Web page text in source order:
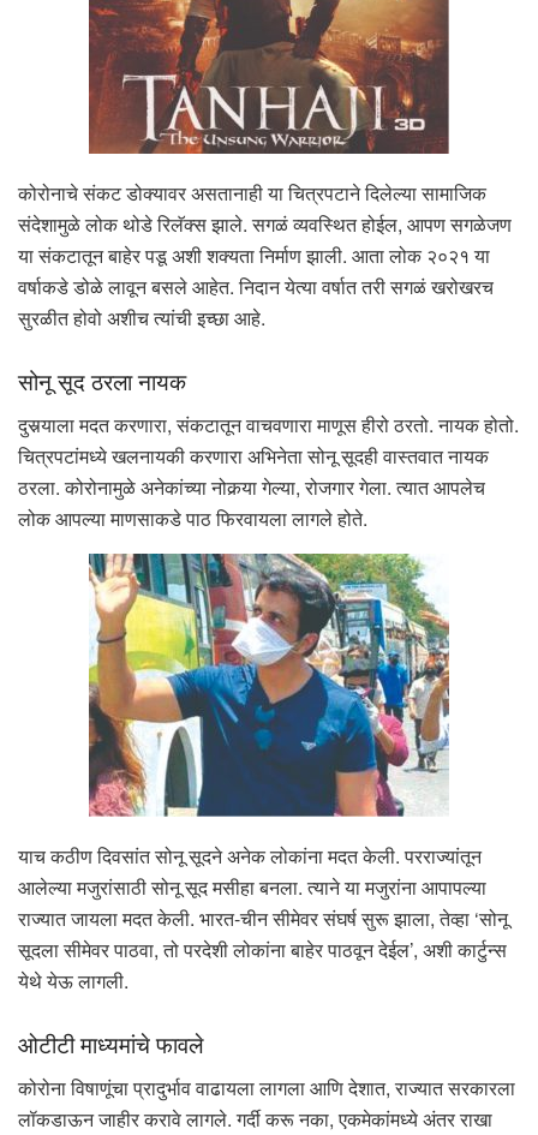
कोरोनाचे संकट डोक्यावर असतानाही या चित्रपटाने दिलेल्या सामाजिक
संदेशामुळे लोक थोडे रिलॅक्स झाले. सगळं व्यवस्थित होईल, आपण सगळेजण
या संकटातून बाहेर पडू अशी शक्यता निर्माण झाली. आता लोक २०२१ या
वर्षाकडे डोळे लावून बसले आहेत. निदान येत्या वर्षात तरी सगळं खरोखरच
सुरळीत होवो अशीच त्यांची इच्छा आहे.
सोनू सूद ठरला नायक
दुसर्‍याला मदत करणारा, संकटातून वाचवणारा माणूस हीरो ठरतो. नायक होतो.
चित्रपटांमध्ये खलनायकी करणारा अभिनेता सोनू सूदही वास्तवात नायक
ठरला. कोरोनामुळे अनेकांच्या नोकर्‍या गेल्या, रोजगार गेला. त्यात आपलेच
लोक आपल्या माणसाकडे पाठ फिरवायला लागले होते.
याच कठीण दिवसांत सोनू सूदने अनेक लोकांना मदत केली. परराज्यांतून
आलेल्या मजुरांसाठी सोनू सूद मसीहा बनला. त्याने या मजुरांना आपापल्या
राज्यात जायला मदत केली. भारत-चीन सीमेवर संघर्ष सुरू झाला, तेव्हा ‘सोनू
सूदला सीमेवर पाठवा, तो परदेशी लोकांना बाहेर पाठवून देईल’, अशी कार्टुन्स
येथे येऊ लागली.
ओटीटी माध्यमांचे फावले
कोरोना विषाणूंचा प्रादुर्भाव वाढायला लागला आणि देशात, राज्यात सरकारला
लॉकडाऊन जाहीर करावे लागले. गर्दी करू नका, एकमेकांमध्ये अंतर राखा